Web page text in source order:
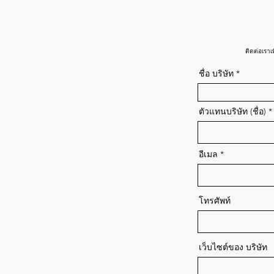
ติดต่อเรา
ชื่อ บริษัท
ตัวแทนบริษัท (ชื่อ)
อีเมล
โทรศัพท์
เว็บไซต์ของ บริษัท